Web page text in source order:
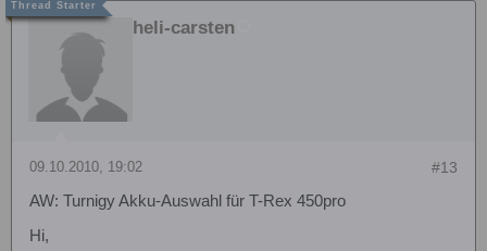
heli-carsten
#13
09.10.2010, 19:02
AW: Turnigy Akku-Auswahl für T-Rex 450pro
Hi,